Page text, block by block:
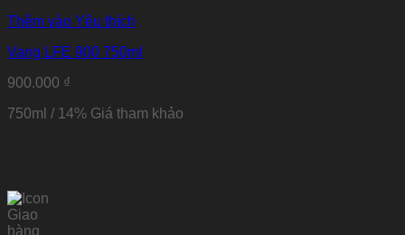
Thêm vào Yêu thích
Vang LFE 900 750ml
900.000 ₫
750ml / 14% Giá tham khảo